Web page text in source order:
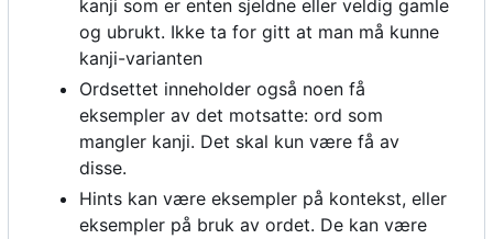
kanji som er enten sjeldne eller veldig gamle
og ubrukt. Ikke ta for gitt at man må kunne
kanji-varianten
Ordsettet inneholder også noen få
eksempler av det motsatte: ord som
mangler kanji. Det skal kun være få av
disse.
Hints kan være eksempler på kontekst, eller
eksempler på bruk av ordet. De kan være